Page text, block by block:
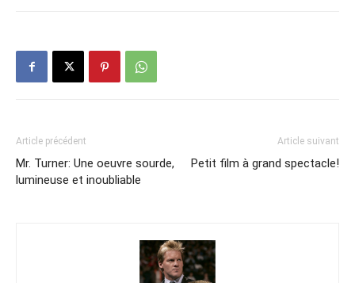
Article précédent
Mr. Turner: Une oeuvre sourde,
lumineuse et inoubliable
Article suivant
Petit film à grand spectacle!